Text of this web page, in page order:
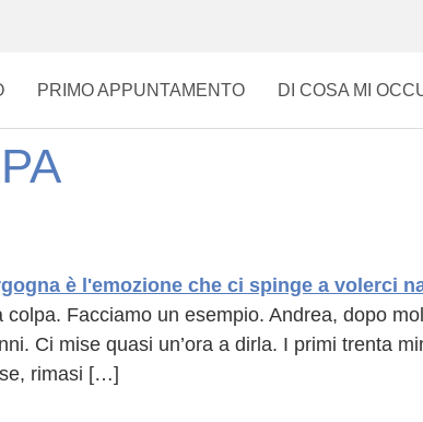
PRIMO APPUNTAMENTO DI COSA MI
Facciamo un esempio. Andrea, dopo
Ci mise quasi un’ora a dirla. I primi trenta
rimasi […]